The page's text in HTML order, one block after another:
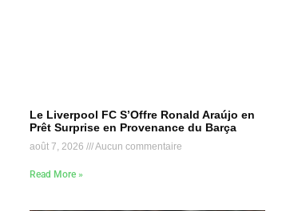
Le Liverpool FC S’Offre Ronald Araújo en
Prêt Surprise en Provenance du Barça
août 7, 2026 Aucun commentaire
Read More »